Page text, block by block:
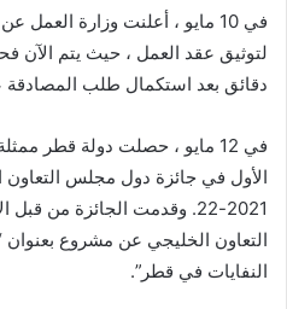
في 10 مايو ، أعلنت وزارة
لتوثيق عقد العمل ، حيث يتم الآن
دقائق بعد استكمال طلب المصادقة
في 12 مايو ، حصلت دولة قطر
الأول في جائزة دول مجلس التعاون
2021-22. وقدمت الجائزة من
التعاون الخليجي عن مشروع بعنوان
النفايات في قطر”.